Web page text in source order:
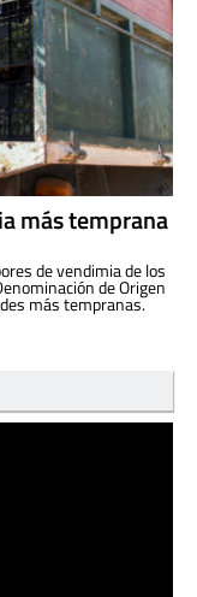
más temprana
de vendimia de los
de Origen
más tempranas.